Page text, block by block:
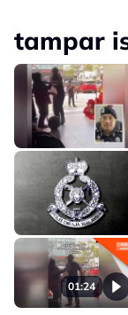
tampar
01:24